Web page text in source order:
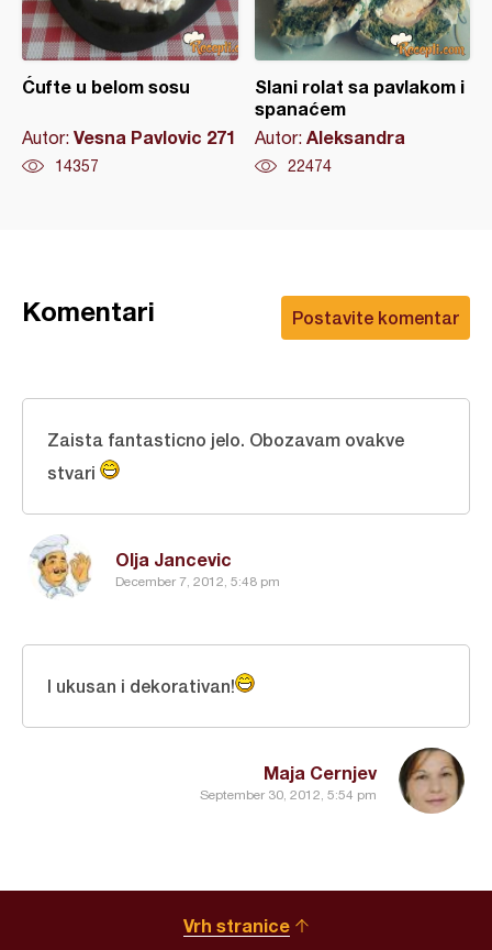
Ćufte u belom sosu
Autor: Vesna Pavlovic 271
14357
Slani rolat sa pavlakom i
spanaćem
Autor: Aleksandra
22474
Postavite komentar
Komentari
Olja Jancevic
December 7, 2012, 5:48 pm
Zaista fantasticno jelo. Obozavam ovakve
stvari
Maja Cernjev
September 30, 2012, 5:54 pm
I ukusan i dekorativan!
Vrh stranice